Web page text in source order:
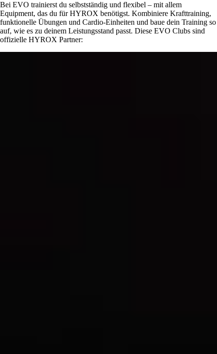
Bei EVO trainierst du selbstständig und flexibel – mit allem
Equipment, das du für HYROX benötigst. Kombiniere Krafttraining,
funktionelle Übungen und Cardio-Einheiten und baue dein Training so
auf, wie es zu deinem Leistungsstand passt. Diese EVO Clubs sind
offizielle HYROX Partner: